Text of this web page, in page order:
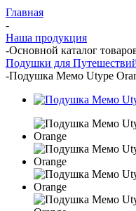
Главная
-
Наша продукция
-Основной каталог
Подушки для
-Подушка Мемо Utype